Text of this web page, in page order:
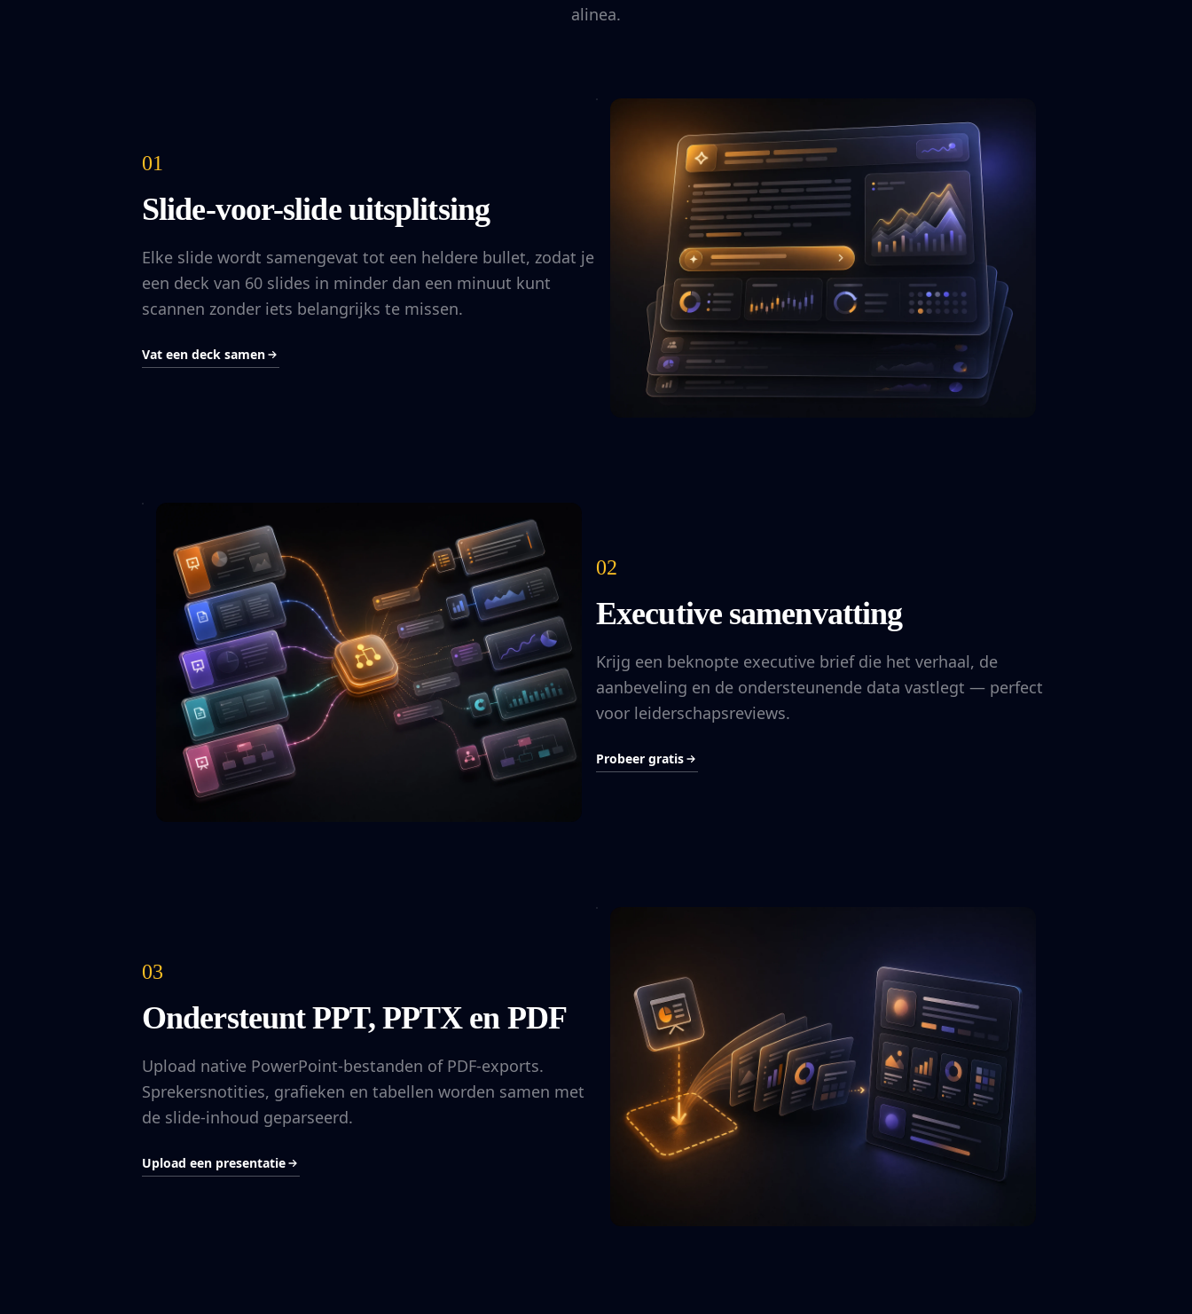
alinea.
01
Slide-voor-slide uitsplitsing
Elke slide wordt samengevat tot een heldere bullet, zodat je
een deck van 60 slides in minder dan een minuut kunt
scannen zonder iets belangrijks te missen.
Vat een deck samen
02
Executive samenvatting
Krijg een beknopte executive brief die het verhaal, de
aanbeveling en de ondersteunende data vastlegt — perfect
voor leiderschapsreviews.
Probeer gratis
03
Ondersteunt PPT, PPTX en PDF
Upload native PowerPoint-bestanden of PDF-exports.
Sprekersnotities, grafieken en tabellen worden samen met
de slide-inhoud geparseerd.
Upload een presentatie